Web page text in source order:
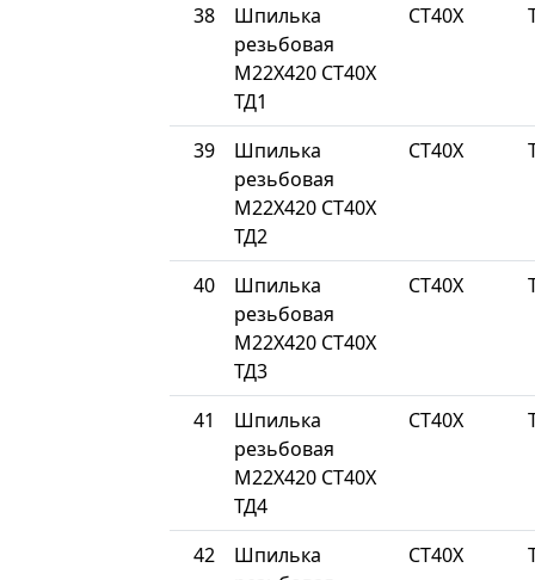
38
Шпилька
резьбовая
М22Х420 СТ40Х
ТД1
СТ40Х
39
Шпилька
резьбовая
М22Х420 СТ40Х
ТД2
СТ40Х
40
Шпилька
резьбовая
М22Х420 СТ40Х
ТД3
СТ40Х
41
Шпилька
резьбовая
М22Х420 СТ40Х
ТД4
СТ40Х
42
Шпилька
СТ40Х